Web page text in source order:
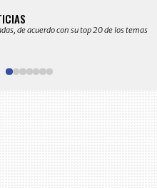
de acuerdo con su top 20 de los temas